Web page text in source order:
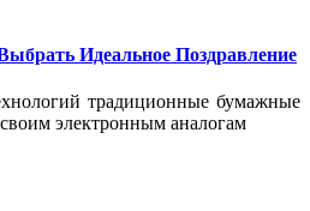
Идеальное Поздравление
традиционные бумажные
электронным аналогам